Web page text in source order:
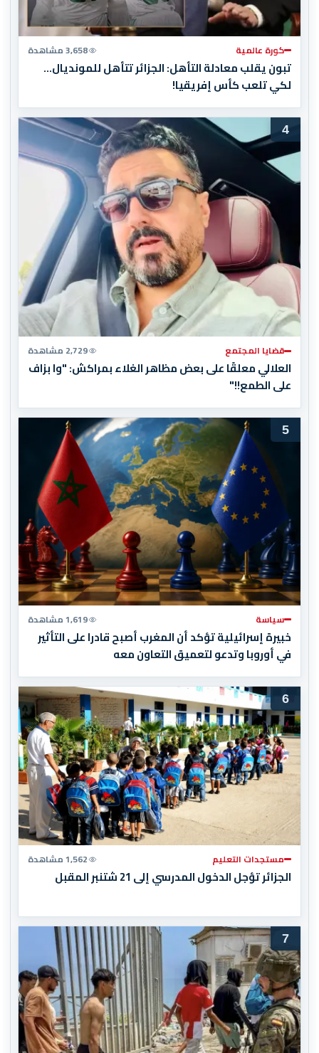
كورة عالمية 3,658 مشاهدة
تبون يقلب معادلة التأهل: الجزائر تتأهل للمونديال…
لكي تلعب كأس إفريقيا!
4
قضايا المجتمع 2,729 مشاهدة
العلالي معلقًا على بعض مظاهر الغلاء بمراكش: "وا بزاف
على الطمع!!"
5
سياسة 1,619 مشاهدة
خبيرة إسرائيلية تؤكد أن المغرب أصبح قادرا على التأثير
في أوروبا وتدعو لتعميق التعاون معه
6
مستجدات التعليم 1,562 مشاهدة
الجزائر تؤجل الدخول المدرسي إلى 21 شتنبر المقبل
7